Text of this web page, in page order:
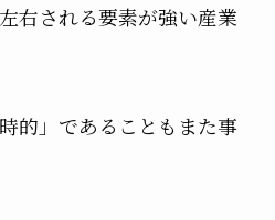
右される要素が強い産業
的」であることもまた事